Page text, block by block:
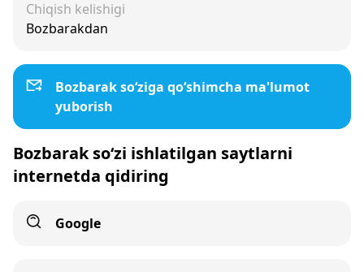
Chiqish kelishigi
Bozbarakdan
Bozbarak so‘ziga qo‘shimcha ma'lumot
yuborish
Bozbarak so‘zi ishlatilgan saytlarni
internetda qidiring
Google